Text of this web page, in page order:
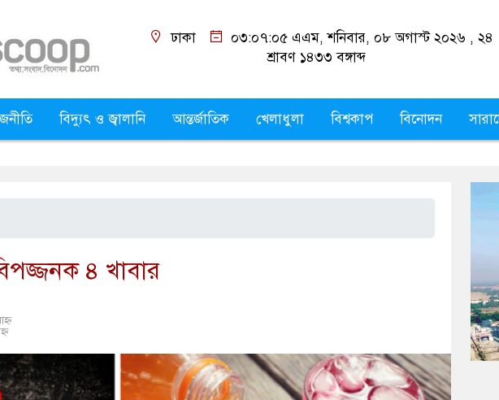
ঢাকা ০৩:০৭:০৬ এএম, শনিবার, ০৮ অগাস্ট ২০২৬ ,২৪
শ্রাবণ ১৪৩৩ বঙ্গাব্দ
বিদ্যুৎ ও জ্বালানি আন্তর্জাতিক খেলাধুলা বিশ্বকাপ বিনোদন
৪ খাবার